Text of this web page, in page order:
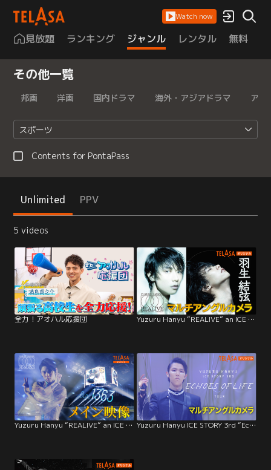
Watch now
見放題 ランキング ジャンル レンタル 無料
その他一覧
邦画 洋画 国内ドラマ 海外・アジアドラマ アニ
スポーツ
Contents for PontaPass
Unlimited PPV
5 videos
全力！アオハル応援団 Yuzuru Hanyu “REALIVE” an ICE STORY project
Yuzuru Hanyu “REALIVE” an ICE STORY project 4月12日公演 アーカイブ映像 Yuzuru Hanyu ICE STORY 3rd “Echoes of Life” TOUR